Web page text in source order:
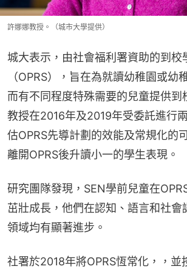
許娜娜教授。（城市大學提供）
城大表示，由社會福利署資助的到校
（OPRS），旨在為就讀幼稚園或幼
而有不同程度特殊需要的兒童提供到
教授在2016年及2019年受委託進行
估OPRS先導計劃的效能及常規化的
離開OPRS後升讀小一的學生表現。
研究團隊發現，SEN學前兒童在
茁壯成長，他們在認知、語言和社會
領域均有顯著進步。
社署於2018年將OPRS恆常化，，並